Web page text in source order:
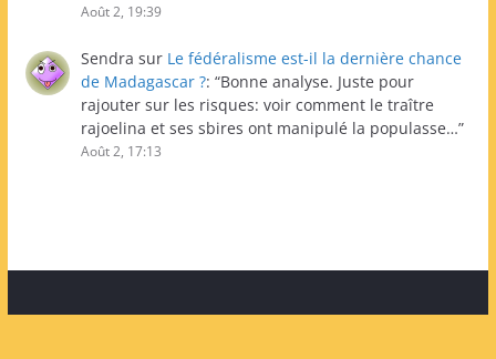
Août 2, 19:39
Sendra sur Le fédéralisme est-il la dernière chance
de Madagascar ?: “Bonne analyse. Juste pour
rajouter sur les risques: voir comment le traître
rajoelina et ses sbires ont manipulé la populasse…”
Août 2, 17:13